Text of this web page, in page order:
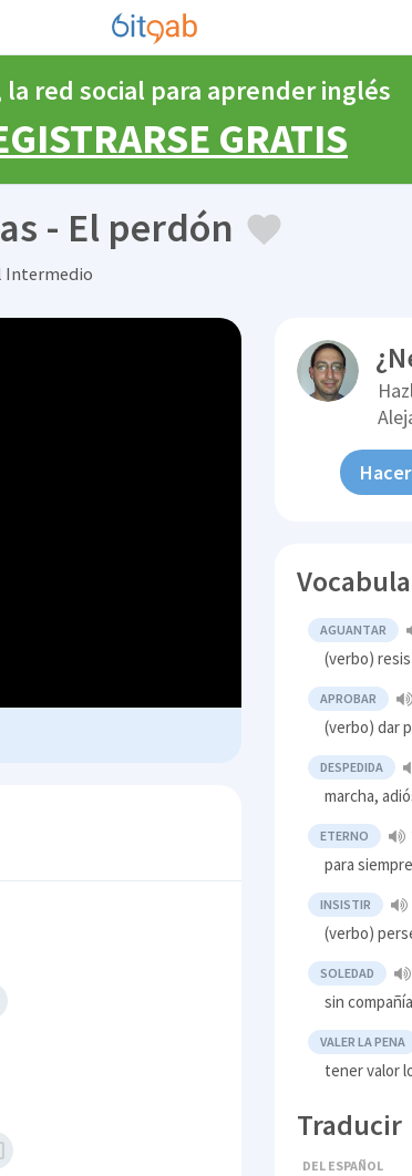
red social para aprender inglés
GRATIS
- El perdón
Intermedio
AGUANTAR
(verbo)
APROBAR
(verbo) dar
DESPEDIDA
marcha,
ETERNO
para
INSISTIR
(verbo)
SOLEDAD
sin
VALER LA PENA
tener valor
Traducir
DEL ESPAÑOL